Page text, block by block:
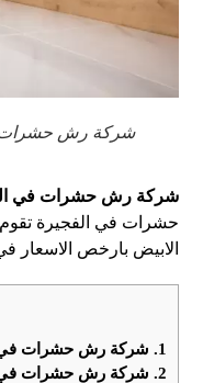
شركة رش حشرات
شركة رش حشرات في
حشرات في الفجيرة
الابيض بارخص الاسعار
1. شركة رش حشرات في
2. شركة رش حشرات في